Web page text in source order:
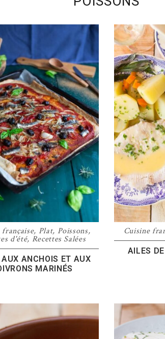
, Plat, Poissons,
d'été, Recettes Salées
AUX ANCHOIS ET AUX
MARINÉS
Cuisine
AILES